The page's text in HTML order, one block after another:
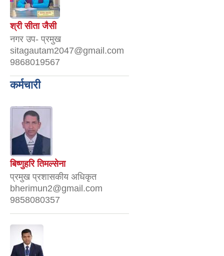
श्री सीता जैसी
नगर उप- प्रमुख
sitagautam2047@gmail.com
9868019567
कर्मचारी
बिष्णुहरि तिमल्सेना
प्रमुख प्रशासकीय अधिकृत
bherimun2@gmail.com
9858080357